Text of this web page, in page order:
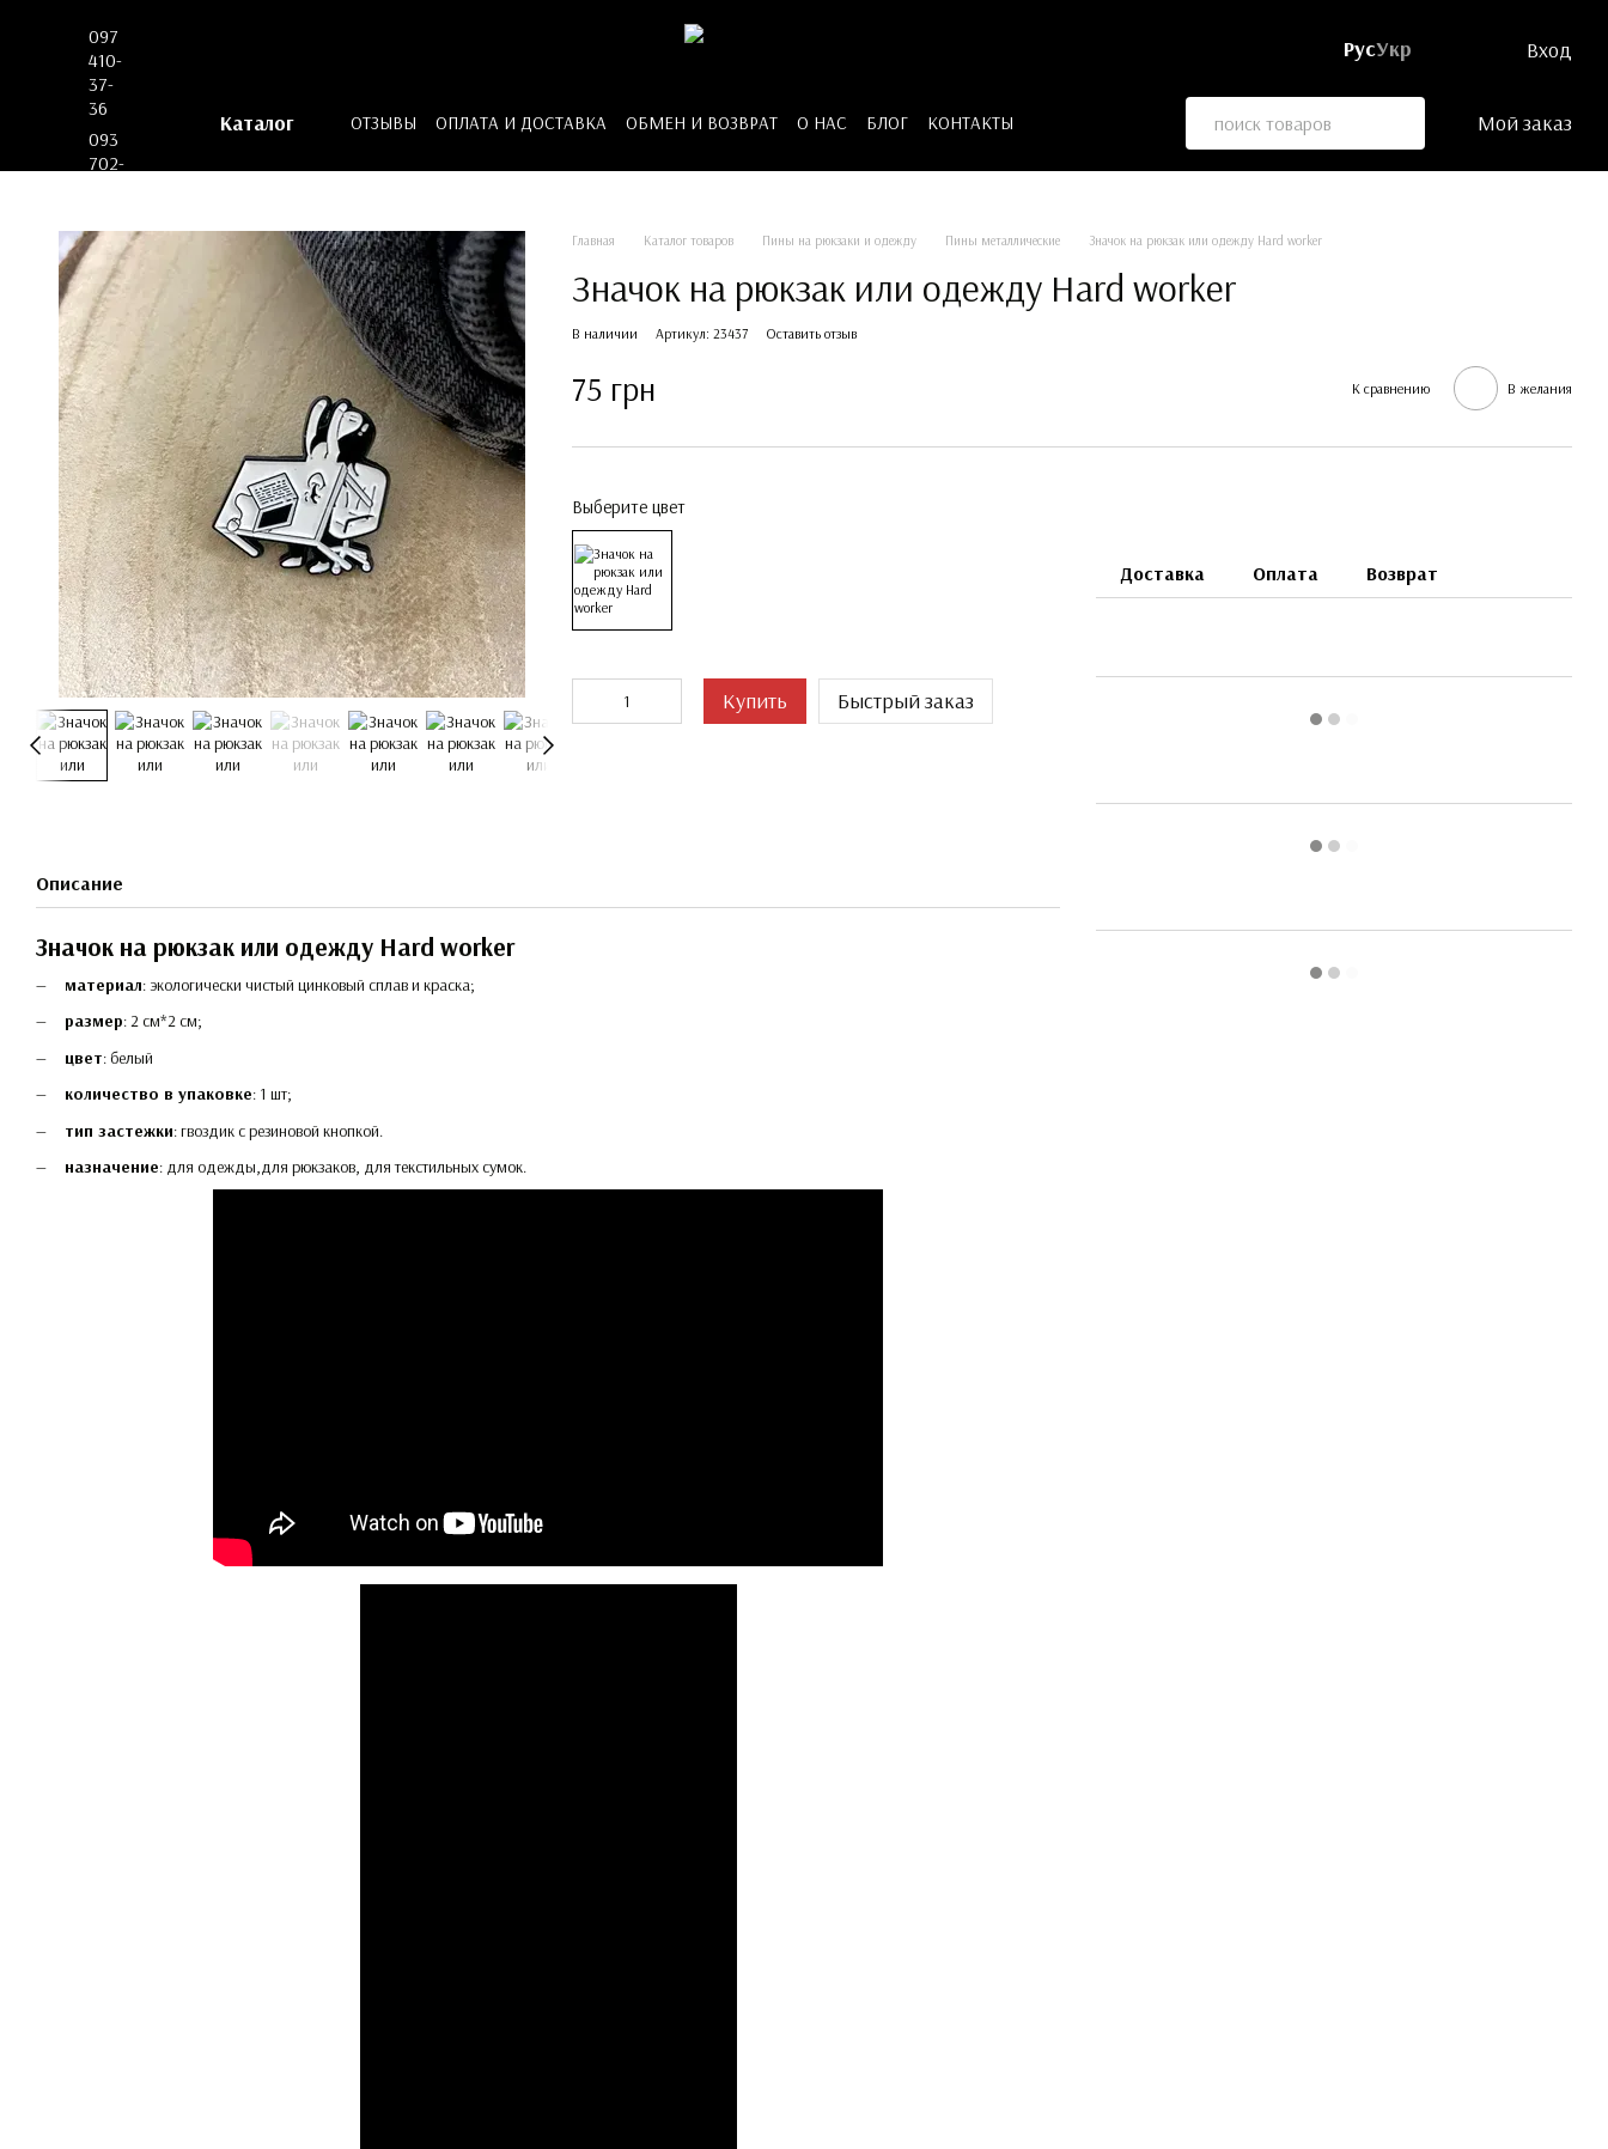
РусУкр Вход
097
410-
37-
36
093
702-
Каталог ОТЗЫВЫ ОПЛАТА И ДОСТАВКА ОБМЕН И ВОЗВРАТ О НАС БЛОГ
КОНТАКТЫ
Мой заказ
Главная Каталог товаров Пины на рюкзаки и одежду Пины металлические Значок на рюкзак или одежду Hard worker
Значок на рюкзак или одежду Hard worker
В наличии Артикул: 23437 Оставить отзыв
75 грн К сравнению В желания
Выберите цвет
Купить Быстрый заказ
Доставка Оплата Возврат
Описание
Значок на рюкзак или одежду Hard worker
материал: экологически чистый цинковый сплав и краска;
размер: 2 см*2 см;
цвет: белый
количество в упаковке: 1 шт;
тип застежки: гвоздик с резиновой кнопкой.
назначение: для одежды,для рюкзаков, для текстильных сумок.